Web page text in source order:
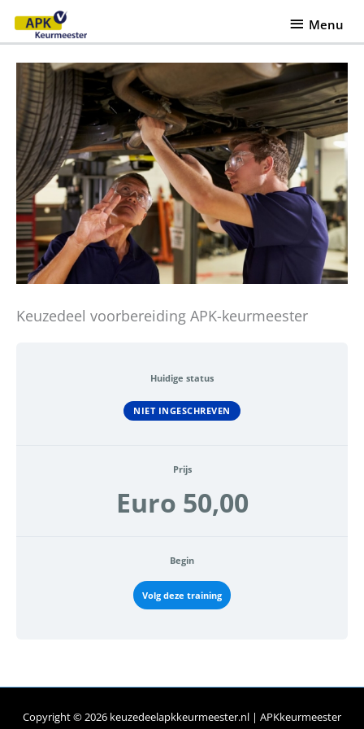
naar
inhoud
Menu
Menu
Keuzedeel voorbereiding APK-keurmeester
Huidige status
NIET INGESCHREVEN
Prijs
Euro 50,00
Begin
Volg deze training
Copyright © 2026 keuzedeelapkkeurmeester.nl | APKkeurmeester